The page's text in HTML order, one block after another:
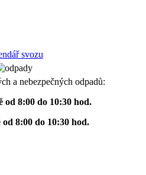
svozu
a nebezpečných odpadů:
od 8:00 do 10:30 hod.
8:00 do 10:30 hod.